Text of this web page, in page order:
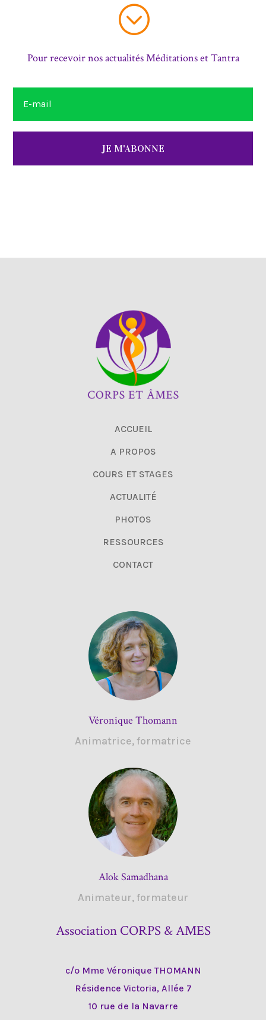
;
Pour recevoir nos actualités Méditations et Tantra
JE M'ABONNE
ACCUEIL
A PROPOS
COURS ET STAGES
ACTUALITÉ
PHOTOS
RESSOURCES
CONTACT
Véronique Thomann
Animatrice, formatrice
Alok Samadhana
Animateur, formateur
Association CORPS & AMES
c/o Mme Véronique THOMANN
Résidence Victoria, Allée 7
10 rue de la Navarre